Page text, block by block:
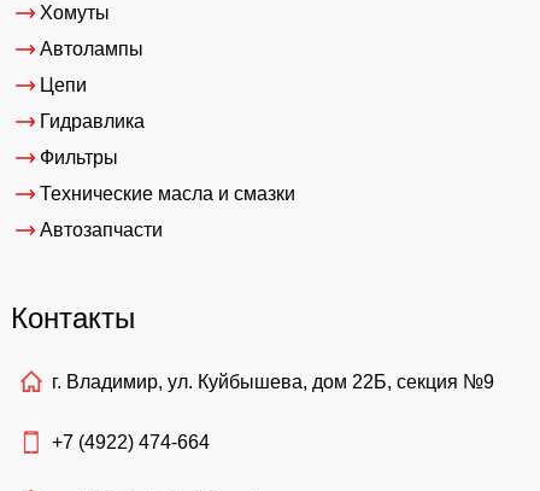
Хомуты
Автолампы
Цепи
Гидравлика
Фильтры
Технические масла и смазки
Автозапчасти
Контакты
г. Владимир, ул. Куйбышева, дом 22Б, секция №9
+7 (4922) 474-664